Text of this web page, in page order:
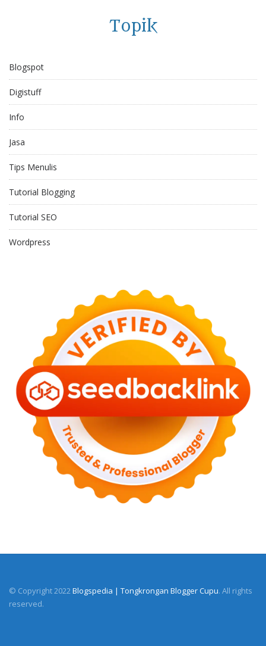
Topik
Blogspot
Digistuff
Info
Jasa
Tips Menulis
Tutorial Blogging
Tutorial SEO
Wordpress
© Copyright 2022Blogspedia | Tongkrongan Blogger Cupu. All rights
reserved.